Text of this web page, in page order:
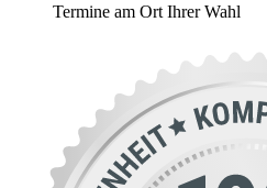
Termine am Ort Ihrer Wahl